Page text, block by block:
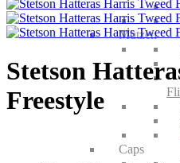
Mützen
Caps
Stetson
Freestyle